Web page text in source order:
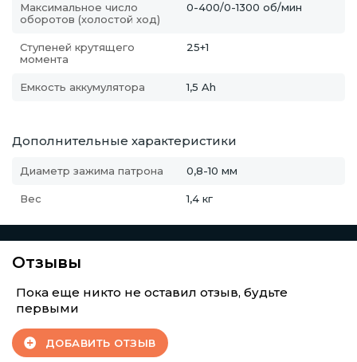
Максимальное число
оборотов (холостой ход)
0-400/0-1300 об/мин
Ступеней крутящего
момента
25+1
Емкость аккумулятора 1,5 Ah
Дополнительные характеристики
Диаметр зажима патрона 0,8-10 мм
Вес 1,4 кг
Отзывы
Пока еще никто не оставил отзыв, будьте
первыми
ДОБАВИТЬ ОТЗЫВ